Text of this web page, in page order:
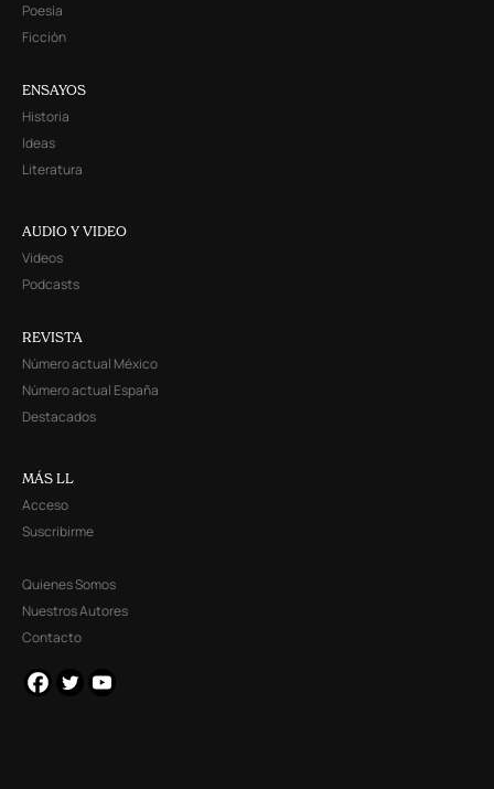
Poesía
Ficción
ENSAYOS
Historia
Ideas
Literatura
AUDIO Y VIDEO
Videos
Podcasts
REVISTA
Número actual México
Número actual España
Destacados
MÁS LL
Acceso
Suscribirme
Quienes Somos
Nuestros Autores
Contacto